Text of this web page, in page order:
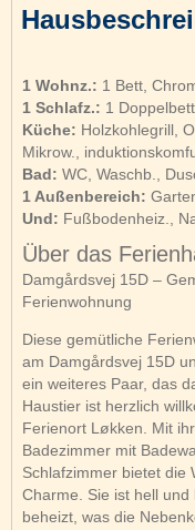
1 Wohnz.: 1 Bett,
1 Schlafz.: 1
Küche: Holzkohlegrill,
Mikrow.,
Bad: WC, Waschb.,
1 Außenbereich:
Und: Fußbodenheiz.,
Über das
Damgårdsvej 15D –
Ferienwohnung
Diese gemütliche
am Damgårdsvej 15D
ein weiteres Paar, das
Haustier ist herzlich
Ferienort Løkken. Mit
Badezimmer mit
Schlafzimmer bietet die
Charme. Sie ist hell
beheizt, was die